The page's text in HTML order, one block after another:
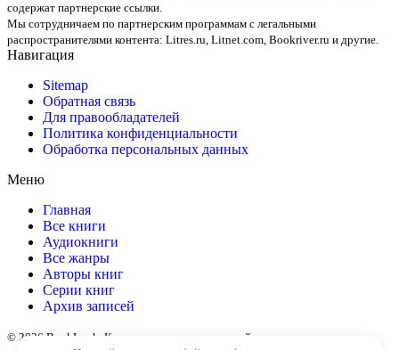
содержат партнерские ссылки.
Мы сотрудничаем по партнерским программам с легальными
распространителями контента: Litres.ru, Litnet.com, Bookriver.ru и другие.
Навигация
Sitemap
Обратная связь
Для правообладателей
Политика конфиденциальности
Обработка персональных данных
Меню
Главная
Все книги
Аудиокниги
Все жанры
Авторы книг
Серии книг
Архив записей
© 2026 BookLook. Копирование материалов сайта разрешено только с